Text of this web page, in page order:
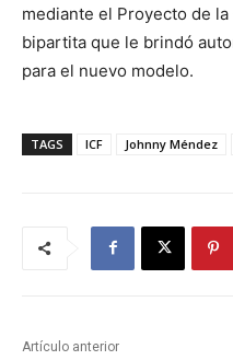
mediante el Proyecto de
bipartita que le brindó
para el nuevo modelo.
TAGS ICF Johnny Méndez
Artículo anterior